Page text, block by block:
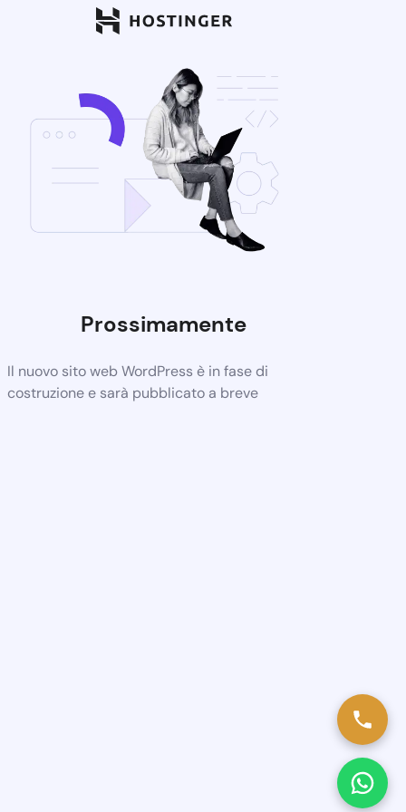
Prossimamente
Il nuovo sito web WordPress è in fase di
costruzione e sarà pubblicato a breve